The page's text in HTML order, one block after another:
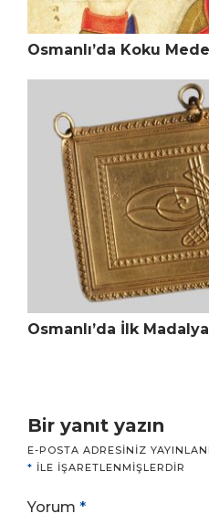
Osmanlı’da Koku
Osmanlı’da İlk
Bir yanıt yazın
E-POSTA ADRESINIZ
* ILE IŞARETLENMIŞLERDIR
Yorum *